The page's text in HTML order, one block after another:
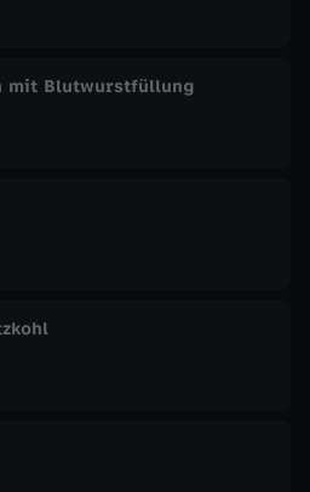
mit Blutwurstfüllung